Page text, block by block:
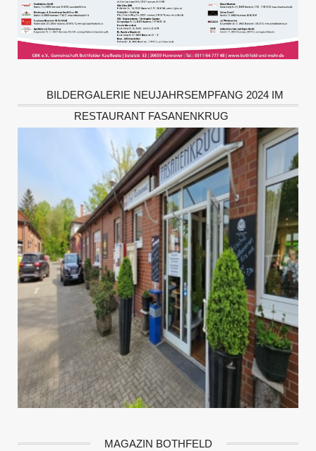
BILDERGALERIE NEUJAHRSEMPFANG 2024 IM
RESTAURANT FASANENKRUG
MAGAZIN BOTHFELD